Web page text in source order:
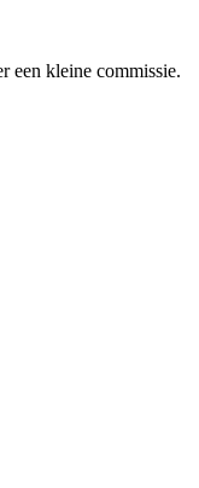
een kleine commissie.